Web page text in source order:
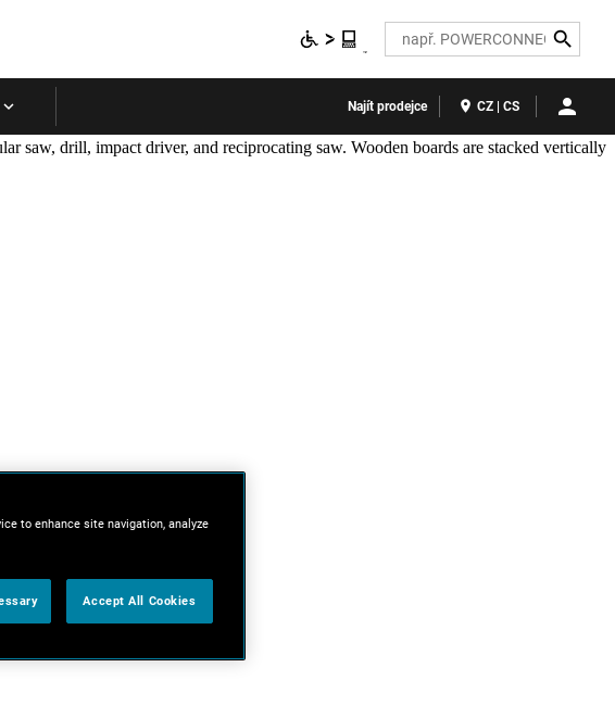
Search
Najít prodejce CZ | CS
to enhance site navigation, analyze
Accept All Cookies